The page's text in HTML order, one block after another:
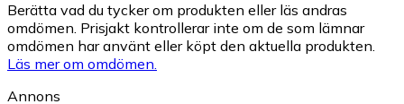
Berätta vad du tycker om produkten eller läs andras
omdömen. Prisjakt kontrollerar inte om de som lämnar
omdömen har använt eller köpt den aktuella produkten.
Läs mer om omdömen.
Annons